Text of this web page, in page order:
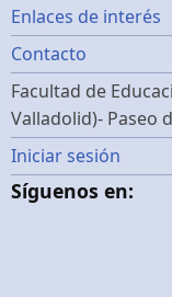
Footer
menu
Enlaces de interés
Contacto
Facultad de
Valladolid)- Paseo
Menú
de
Iniciar sesión
Síguenos en: